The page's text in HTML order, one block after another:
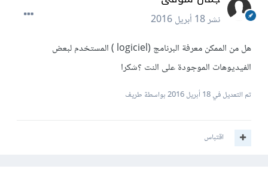
نشر18 أبريل 2016
هل من الممكن معرفة البرنامج (logiciel ) المستخدم لبعض
الفيديوهات الموجودة على النت ؟شكرا
تم التعديل في18 أبريل 2016 بواسطة طريف
اقتباس